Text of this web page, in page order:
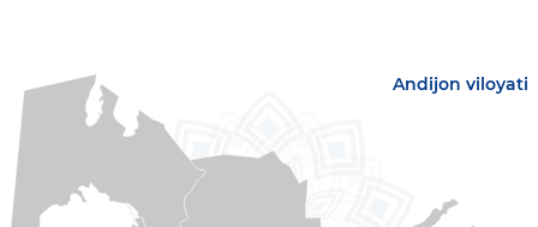
Andijon viloyati